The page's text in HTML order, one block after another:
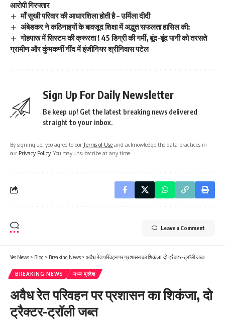
आरोपी गिरफ्तार
माँ सुखी परिवार की आधारशिला होती है – उर्मिला दीदी
अंबेडकर ने कठिनाइयों के बावजूद शिक्षा में अद्भुत सफलता हासिल की:
गोहपारू में सिस्टम की क्रूरता ! 45 डिग्री की गर्मी, बूंद-बूंद पानी को तरसते
ग्रामीण और कुंभकर्णी नींद में इंजीनियर श्रीनिवास पटेल
Sign Up For Daily Newsletter
Be keep up! Get the latest breaking news delivered
straight to your inbox.
By signing up, you agree to ourTerms of Use and acknowledge the data practices in
our Privacy Policy. You may unsubscribe at any time.
Leave a Comment
Yes News > Blog > Breaking News > अवैध रेत परिवहन पर प्रशासन का शिकंजा, दो ट्रैक्टर-ट्रॉली जब्त
BREAKING NEWS मध्य प्रदेश
अवैध रेत परिवहन पर प्रशासन का शिकंजा, दो
ट्रैक्टर-ट्रॉली जब्त